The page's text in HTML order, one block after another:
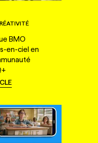
BMO
en-ciel en